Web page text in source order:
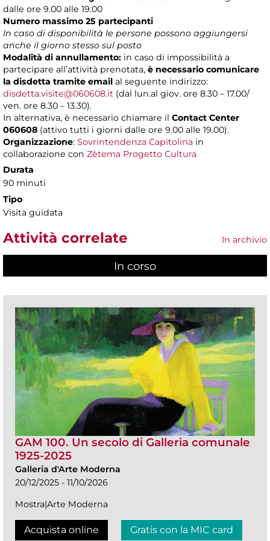
dalle ore 9.00 alle 19.00
Numero massimo 25 partecipanti
In caso di disponibilità le persone possono aggiungersi
anche il giorno stesso sul posto
Modalità di annullamento: in caso di impossibilità a
partecipare all’attività prenotata, è necessario comunicare
la disdetta tramite email al seguente indirizzo:
disdetta.visite@060608.it (dal lun.al giov. ore 8.30 – 17.00/
ven. ore 8.30 – 13.30).
In alternativa, è necessario chiamare il Contact Center
060608 (attivo tutti i giorni dalle ore 9.00 alle 19.00).
Organizzazione: Sovrintendenza Capitolina in
collaborazione con Zètema Progetto Cultura
Durata
90 minuti
Tipo
Visita guidata
Attività correlate In archivio
In corso
GAM 100. Un secolo di Galleria comunale
1925-2025
Galleria d'Arte Moderna
20/12/2025 - 11/10/2026
Mostra|Arte Moderna
Acquista online Gratis con la MIC card